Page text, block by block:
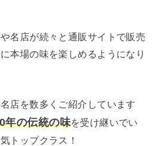
名店が続々と通販サイトで販売
本場の味を楽しめるようになり
店を数多くご紹介しています
年の伝統の味を受け継いでい
トップクラス！